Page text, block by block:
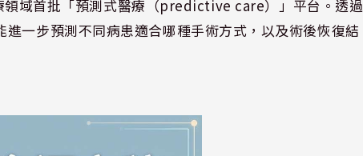
域首批「預測式醫療（predictive care）」平台。透過
一步預測不同病患適合哪種手術方式，以及術後恢復結